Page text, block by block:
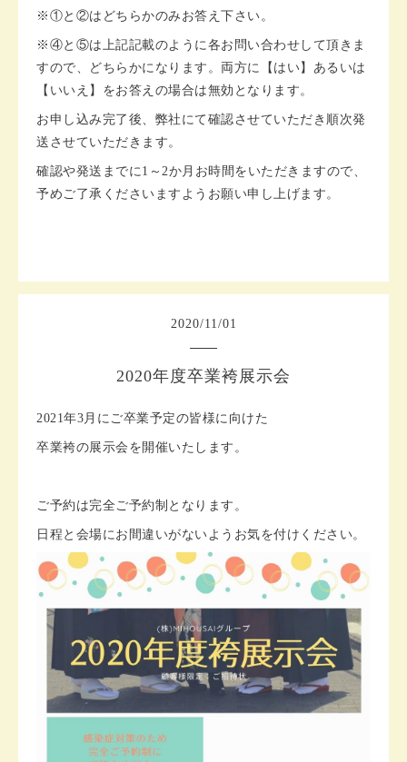
※①と②はどちらかのみお答え下さい。
※④と⑤は上記記載のように各お問い合わせして頂きま
すので、どちらかになります。両方に【はい】あるいは
【いいえ】をお答えの場合は無効となります。
お申し込み完了後、弊社にて確認させていただき順次発
送させていただきます。
確認や発送までに1～2か月お時間をいただきますので、
予めご了承くださいますようお願い申し上げます。
2020/11/01
2020年度卒業袴展示会
2021年3月にご卒業予定の皆様に向けた
卒業袴の展示会を開催いたします。
ご予約は完全ご予約制となります。
日程と会場にお間違いがないようお気を付けください。